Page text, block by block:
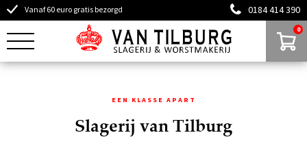
Vanaf 60 euro gratis bezorgd 0184 414 390
0
EEN KLASSE APART
Slagerij van Tilburg